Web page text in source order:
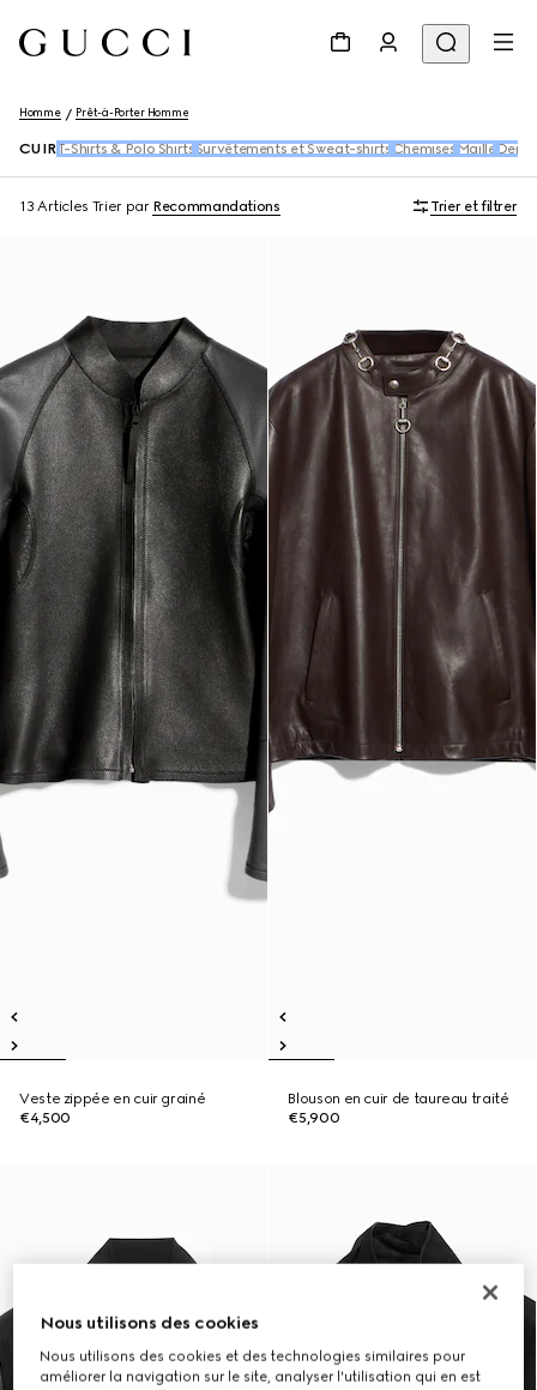
Homme Prêt-à-Porter Homme
CUIRT-Shirts & Polo Shirts Survêtements et Sweat-shirts Chemises Maille
13 Articles Trier par Recommandations Trier et filtrer
Veste zippée en cuir grainé
€4,500
Blouson en cuir de taureau traité
€5,900
Nous utilisons des cookies
Nous utilisons des cookies et des technologies similaires pour
améliorer la navigation sur le site, analyser l'utilisation qui en est